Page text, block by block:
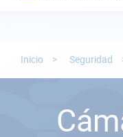
Electricidad
Seguridad
Inicio Seguridad